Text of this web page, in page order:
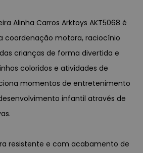
Alinha Carros Arktoys AKT5068 é
coordenação motora, raciocínio
crianças de forma divertida e
coloridos e atividades de
momentos de entretenimento
infantil através de
resistente e com acabamento de